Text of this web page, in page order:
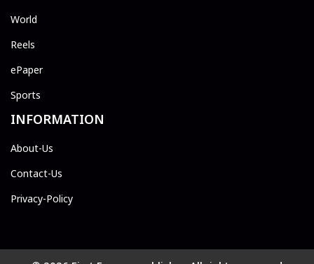
World
Reels
ePaper
Sports
INFORMATION
About-Us
Contact-Us
Privacy-Policy